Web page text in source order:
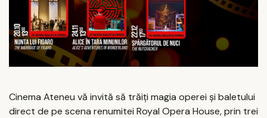
Cinema Ateneu vă invită să trăiți magia operei și baletului
direct de pe scena renumitei Royal Opera House, prin trei